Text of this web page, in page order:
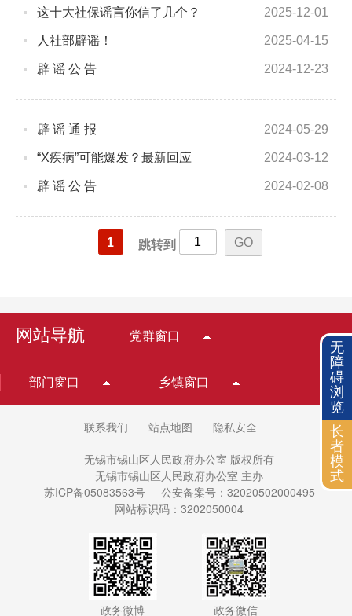
2025-12-01
这十大社保谣言你信了几个？
2025-04-15
人社部辟谣！
2024-12-23
辟 谣 公 告
2024-05-29
辟 谣 通 报
2024-03-12
“X疾病”可能爆发？最新回应
2024-02-08
辟 谣 公 告
1 跳转到
网站导航 党群窗口
部门窗口 乡镇窗口
联系我们 站点地图 隐私安全
无锡市锡山区人民政府办公室 版权所有
无锡市锡山区人民政府办公室 主办
苏ICP备05083563号
公安备案号：32020502000495
网站标识码：3202050004
政务微博 政务微信
无
障
碍
浏
览
长
者
模
式